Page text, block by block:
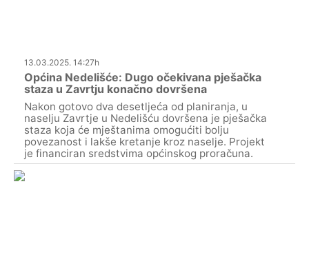
13.03.2025. 14:27h
Općina Nedelišće: Dugo očekivana pješačka
staza u Zavrtju konačno dovršena
Nakon gotovo dva desetljeća od planiranja, u
naselju Zavrtje u Nedelišću dovršena je pješačka
staza koja će mještanima omogućiti bolju
povezanost i lakše kretanje kroz naselje. Projekt
je financiran sredstvima općinskog proračuna.